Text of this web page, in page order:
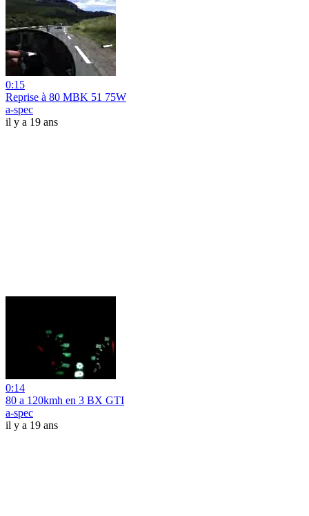
0:15
Reprise à 80 MBK 51 75W
a-spec
il y a 19 ans
0:14
80 a 120kmh en 3 BX GTI
a-spec
il y a 19 ans